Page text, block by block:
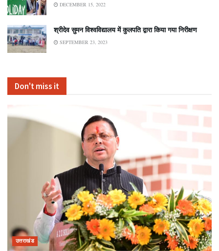
DECEMBER 15, 2022
श्रीदेव सुमन विश्वविद्यालय में कुलपति द्वारा किया गया निरीक्षण
SEPTEMBER 23, 2023
Don't miss it
उत्तराखंड